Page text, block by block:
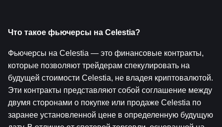
Что такое фьючерсы на Celestia?
Фьючерсы на Celestia — это финансовые контракты,
которые позволяют трейдерам спекулировать на
будущей стоимости Celestia, не владея криптовалютой.
Эти контракты представляют собой соглашение между
двумя сторонами о покупке или продаже Celestia по
заранее установленной цене в определенную будущую